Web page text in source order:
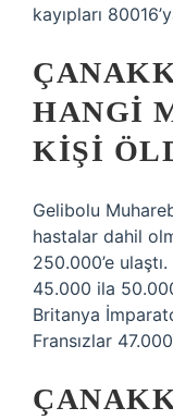
kayıpları
HANGI
KIŞI
Gelibolu
hastalar dahil
250.000’e
45.000 ila
Britanya
Fransızlar